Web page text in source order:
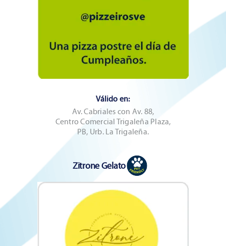
Válido en:
Av. Cabriales con Av. 88,
⁠Centro Comercial Trigaleña Plaza,
PB, Urb. La Trigaleña.
Zitrone Gelato